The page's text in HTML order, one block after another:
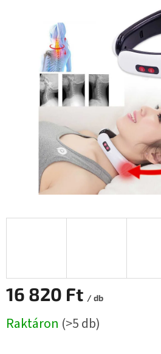
16 820 Ft / db
Raktáron (>5 db)